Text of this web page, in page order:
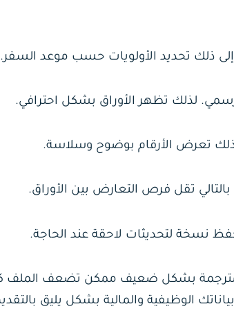
إلى ذلك تحديد الأولويات حسب موعد السفر.
لذلك تظهر الأوراق بشكل احترافي.
تعرض الأرقام بوضوح وسلاسة.
تقل فرص التعارض بين الأوراق.
مترجمة بشكل ضعيف ممكن تضعف الملف
الوظيفية والمالية بشكل يليق